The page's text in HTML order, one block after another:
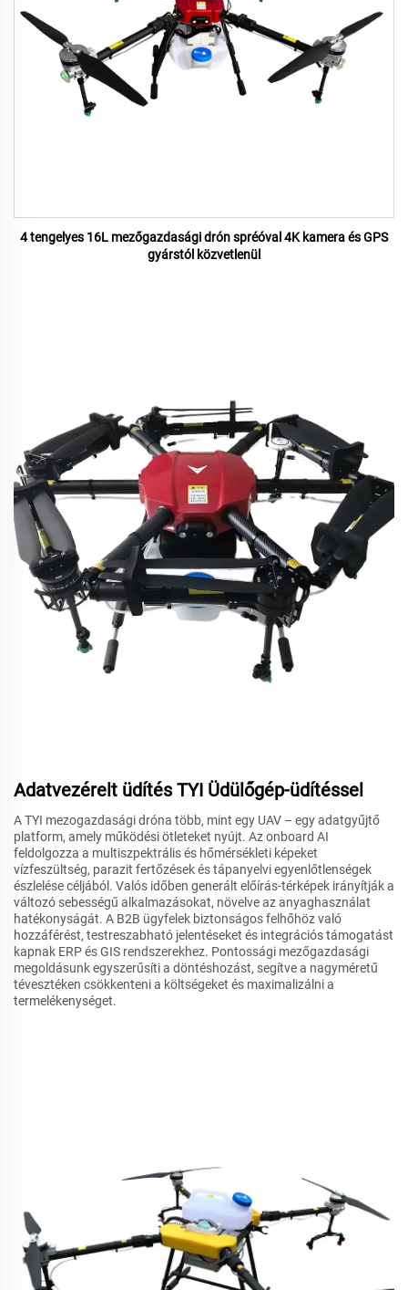
4 tengelyes 16L mezőgazdasági drón spréóval 4K kamera és GPS
gyárstól közvetlenül
Adatvezérelt üdítés TYI Üdülőgép-üdítéssel
A TYI mezogazdasági dróna több, mint egy UAV – egy adatgyűjtő
platform, amely működési ötleteket nyújt. Az onboard AI
feldolgozza a multiszpektrális és hőmérsékleti képeket
vízfeszültség, parazit fertőzések és tápanyelvi egyenlőtlenségek
észlelése céljából. Valós időben generált előírás-térképek irányítják a
változó sebességű alkalmazásokat, növelve az anyaghasználat
hatékonyságát. A B2B ügyfelek biztonságos felhőhöz való
hozzáférést, testreszabható jelentéseket és integrációs támogatást
kapnak ERP és GIS rendszerekhez. Pontossági mezőgazdasági
megoldásunk egyszerűsíti a döntéshozást, segítve a nagyméretű
tévesztéken csökkenteni a költségeket és maximalizálni a
termelékenységet.